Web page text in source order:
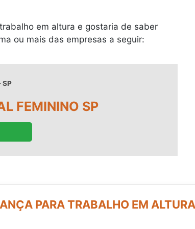
em altura e gostaria de saber
ou mais das empresas a seguir:
SP
FEMININO SP
PARA TRABALHO EM ALTURA